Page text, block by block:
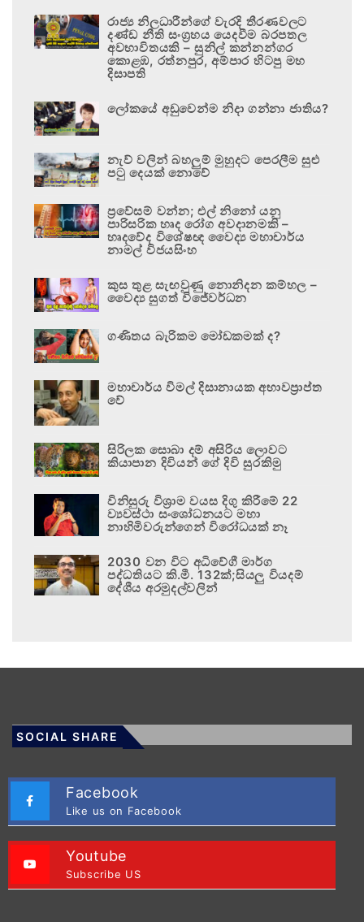
රාජ්‍ය නිලධාරීන්ගේ වැරදි තීරණවලට
දණ්ඩ නීති සංග්‍රහය යෙදවීම බරපතල
අවභාවිතයකි – සුනිල් කන්නන්ගර
කොළඹ, රත්නපුර, අම්පාර හිටපු මහ
දිසාපති
ලෝකයේ අඩුවෙන්ම නිදා ගන්නා ජාතිය?
නැව් වලින් බහලුම් මුහුදට පෙරලීම සුළු
පටු දෙයක් නොවේ
ප්‍රවේසම් වන්න; එල් නිනෝ යනු
පාරිසරික හෘද රෝග අවදානමකි –
හෘදවේද විශේෂඥ වෛද්‍ය මහාචාර්ය
නාමල් විජයසිංහ
කුස තුළ සැඟවුණු නොනිදන කම්හල –
වෛද්‍ය සුගත් විජේවර්ධන
ගණිතය බැරිකම මෝඩකමක් ද?
මහාචාර්ය විමල් දිසානායක අභාවප්‍රාප්ත
වේ
සිරිලක සොබා දම් අසිරිය ලොවට
කියාපාන දිවියන් ගේ දිවි සුරකිමු
විනිසුරු විශ්‍රාම වයස දිගු කිරීමේ 22
ව්‍යවස්ථා සංශෝධනයට මහා
නාහිමිවරුන්ගෙන් විරෝධයක් නෑ
2030 වන විට අධිවේගී මාර්ග
පද්ධතියට කි.මී. 132ක්;සියලු වියදම්
දේශීය අරමුදල්වලින්
SOCIAL SHARE
Facebook
Like us on Facebook
Youtube
Subscribe US